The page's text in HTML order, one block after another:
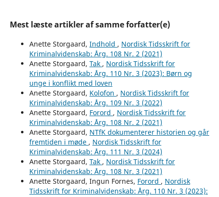
Mest læste artikler af samme forfatter(e)
Anette Storgaard, Indhold , Nordisk Tidsskrift for
Kriminalvidenskab: Årg. 108 Nr. 2 (2021)
Anette Storgaard, Tak , Nordisk Tidsskrift for
Kriminalvidenskab: Årg. 110 Nr. 3 (2023): Børn og
unge i konflikt med loven
Anette Storgaard, Kolofon , Nordisk Tidsskrift for
Kriminalvidenskab: Årg. 109 Nr. 3 (2022)
Anette Storgaard, Forord , Nordisk Tidsskrift for
Kriminalvidenskab: Årg. 108 Nr. 2 (2021)
Anette Storgaard, NTfK dokumenterer historien og går
fremtiden i møde , Nordisk Tidsskrift for
Kriminalvidenskab: Årg. 111 Nr. 3 (2024)
Anette Storgaard, Tak , Nordisk Tidsskrift for
Kriminalvidenskab: Årg. 108 Nr. 3 (2021)
Anette Storgaard, Ingun Fornes, Forord , Nordisk
Tidsskrift for Kriminalvidenskab: Årg. 110 Nr. 3 (2023):